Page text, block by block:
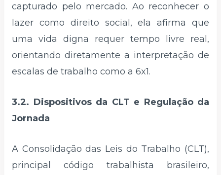
capturado pelo mercado. Ao reconhecer o
lazer como direito social, ela afirma que
uma vida digna requer tempo livre real,
orientando diretamente a interpretação de
escalas de trabalho como a 6x1.
3.2. Dispositivos da CLT e Regulação da
Jornada
A Consolidação das Leis do Trabalho (CLT),
principal código trabalhista brasileiro,